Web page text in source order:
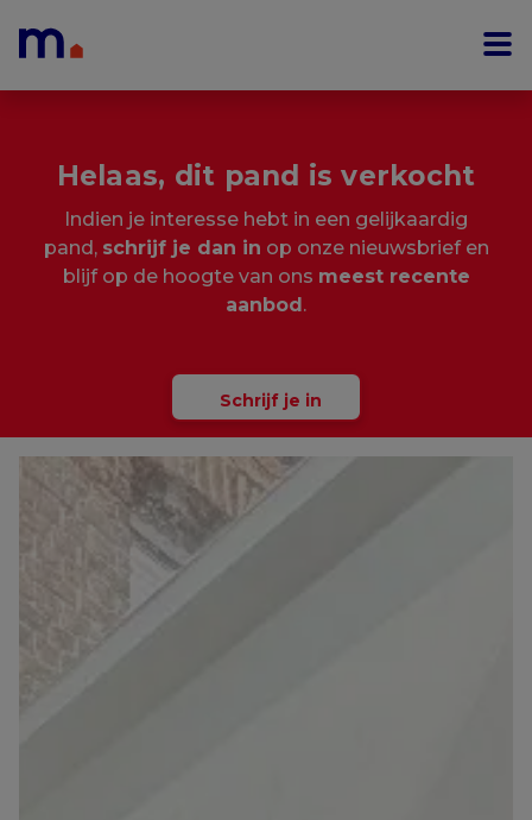
Helaas, dit pand is verkocht
Indien je interesse hebt in een gelijkaardig
pand, schrijf je dan in op onze nieuwsbrief en
blijf op de hoogte van ons meest recente
aanbod.
Schrijf je in